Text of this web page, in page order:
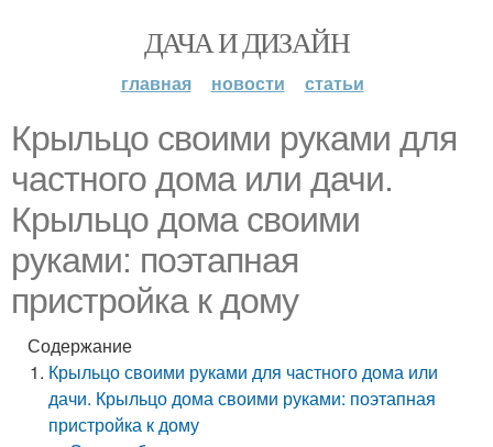
ДАЧА И ДИЗАЙН
главная новости статьи
Крыльцо своими руками для
частного дома или дачи.
Крыльцо дома своими
руками: поэтапная
пристройка к дому
Содержание
Крыльцо своими руками для частного дома или
дачи. Крыльцо дома своими руками: поэтапная
пристройка к дому